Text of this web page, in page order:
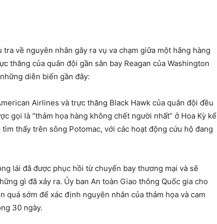
về nguyên nhân gây ra vụ va chạm giữa một hãng hàng
thăng của quân đội gần sân bay Reagan của Washington
diễn biến gần đây:
Airlines và trực thăng Black Hawk của quân đội đều
gọi là “thảm họa hàng không chết người nhất” ở Hoa Kỳ kể
thấy trên sông Potomac, với các hoạt động cứu hộ đang
lái đã được phục hồi từ chuyến bay thương mại và sẽ
gì đã xảy ra. Ủy ban An toàn Giao thông Quốc gia cho
quá sớm để xác định nguyên nhân của thảm họa và cam
30 ngày.